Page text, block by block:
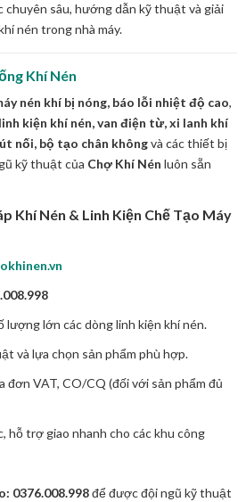
sâu, hướng dẫn kỹ thuật và giải
nén trong nhà máy.
Khí Nén
nén khí bị nóng, báo lỗi nhiệt độ cao,
linh kiện khí nén, van điện từ, xi lanh khí
nối, bộ tạo chân khôngvà các thiết bị
kỹ thuật của Chợ Khí Nén luôn sẵn
Khí Nén & Linh Kiện Chế Tạo Máy
lượng lớn các dòng linh kiện khí nén.
và lựa chọn sản phẩm phù hợp.
đơn VAT, CO/CQ (đối với sản phẩm đủ
hỗ trợ giao nhanh cho các khu công
0376.008.998để được đội ngũ kỹ thuật